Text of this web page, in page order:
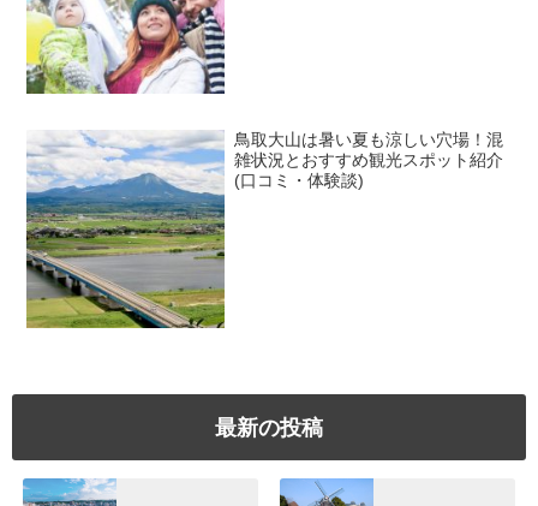
鳥取大山は暑い夏も涼しい穴場！混
雑状況とおすすめ観光スポット紹介
(口コミ・体験談)
最新の投稿